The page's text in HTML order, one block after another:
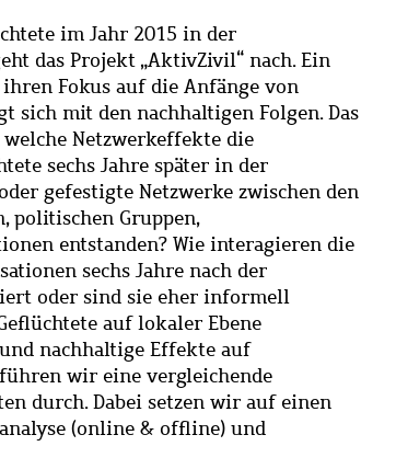
im Jahr 2015 in der
das Projekt „AktivZivil“ nach. Ein
Fokus auf die Anfänge von
sich mit den nachhaltigen Folgen. Das
Netzwerkeffekte die
sechs Jahre später in der
gefestigte Netzwerke zwischen den
politischen Gruppen,
entstanden? Wie interagieren die
sechs Jahre nach der
oder sind sie eher informell
auf lokaler Ebene
nachhaltige Effekte auf
wir eine vergleichende
durch. Dabei setzen wir auf einen
(online & offline) und